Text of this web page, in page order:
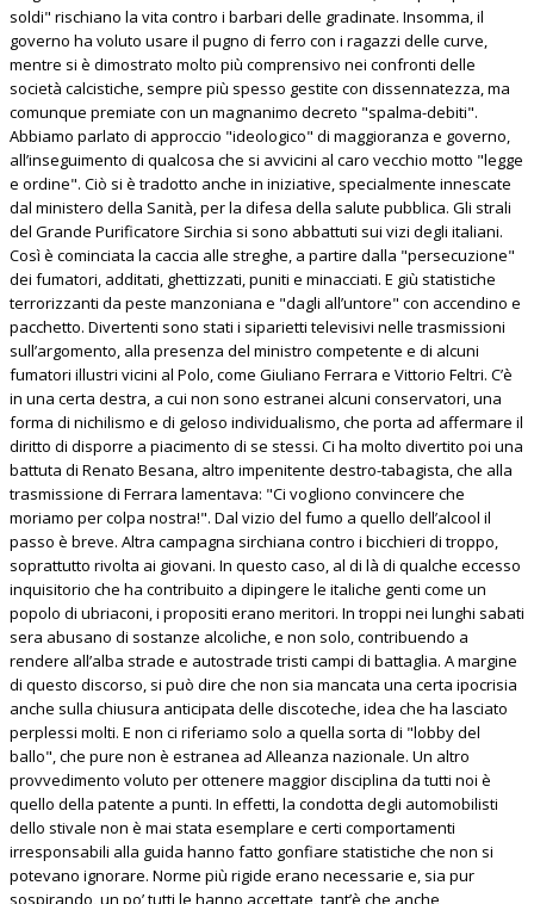
soldi" rischiano la vita contro i barbari delle gradinate. Insomma, il
governo ha voluto usare il pugno di ferro con i ragazzi delle curve,
mentre si è dimostrato molto più comprensivo nei confronti delle
società calcistiche, sempre più spesso gestite con dissennatezza, ma
comunque premiate con un magnanimo decreto "spalma-debiti".
Abbiamo parlato di approccio "ideologico" di maggioranza e governo,
all’inseguimento di qualcosa che si avvicini al caro vecchio motto "legge
e ordine". Ciò si è tradotto anche in iniziative, specialmente innescate
dal ministero della Sanità, per la difesa della salute pubblica. Gli strali
del Grande Purificatore Sirchia si sono abbattuti sui vizi degli italiani.
Così è cominciata la caccia alle streghe, a partire dalla "persecuzione"
dei fumatori, additati, ghettizzati, puniti e minacciati. E giù statistiche
terrorizzanti da peste manzoniana e "dagli all’untore" con accendino e
pacchetto. Divertenti sono stati i siparietti televisivi nelle trasmissioni
sull’argomento, alla presenza del ministro competente e di alcuni
fumatori illustri vicini al Polo, come Giuliano Ferrara e Vittorio Feltri. C’è
in una certa destra, a cui non sono estranei alcuni conservatori, una
forma di nichilismo e di geloso individualismo, che porta ad affermare il
diritto di disporre a piacimento di se stessi. Ci ha molto divertito poi una
battuta di Renato Besana, altro impenitente destro-tabagista, che alla
trasmissione di Ferrara lamentava: "Ci vogliono convincere che
moriamo per colpa nostra!". Dal vizio del fumo a quello dell’alcool il
passo è breve. Altra campagna sirchiana contro i bicchieri di troppo,
soprattutto rivolta ai giovani. In questo caso, al di là di qualche eccesso
inquisitorio che ha contribuito a dipingere le italiche genti come un
popolo di ubriaconi, i propositi erano meritori. In troppi nei lunghi sabati
sera abusano di sostanze alcoliche, e non solo, contribuendo a
rendere all’alba strade e autostrade tristi campi di battaglia. A margine
di questo discorso, si può dire che non sia mancata una certa ipocrisia
anche sulla chiusura anticipata delle discoteche, idea che ha lasciato
perplessi molti. E non ci riferiamo solo a quella sorta di "lobby del
ballo", che pure non è estranea ad Alleanza nazionale. Un altro
provvedimento voluto per ottenere maggior disciplina da tutti noi è
quello della patente a punti. In effetti, la condotta degli automobilisti
dello stivale non è mai stata esemplare e certi comportamenti
irresponsabili alla guida hanno fatto gonfiare statistiche che non si
potevano ignorare. Norme più rigide erano necessarie e, sia pur
sospirando, un po’ tutti le hanno accettate, tant’è che anche